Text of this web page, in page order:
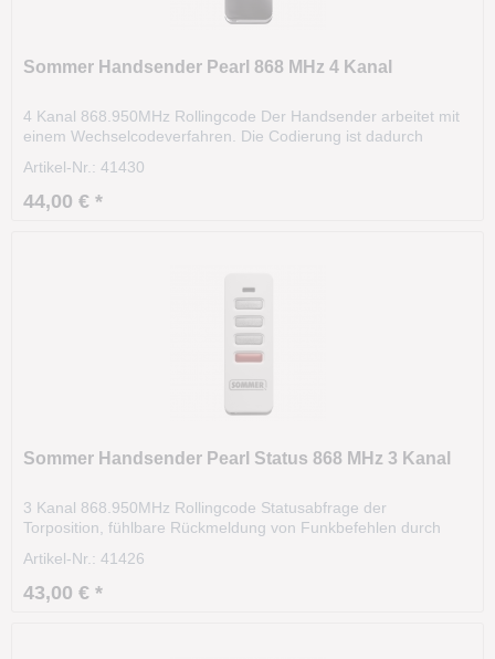
Sommer Handsender Pearl 868 MHz 4 Kanal
4 Kanal 868.950MHz Rollingcode Der Handsender arbeitet mit
einem Wechselcodeverfahren. Die Codierung ist dadurch
bestimmten Regel (Algorithmus). Die Sendereichweite beträgt
ca. 35m und kann sogar aus dem KFZ heraus...
Artikel-Nr.: 41430
44,00 € *
Sommer Handsender Pearl Status 868 MHz 3 Kanal
3 Kanal 868.950MHz Rollingcode Statusabfrage der
Torposition, fühlbare Rückmeldung von Funkbefehlen durch
Wechselcodeverfahren. Die Codierung ist dadurch hochsicher
ist hochsicher. Das Funksignal variiert nach einer bestimmten...
Artikel-Nr.: 41426
43,00 € *